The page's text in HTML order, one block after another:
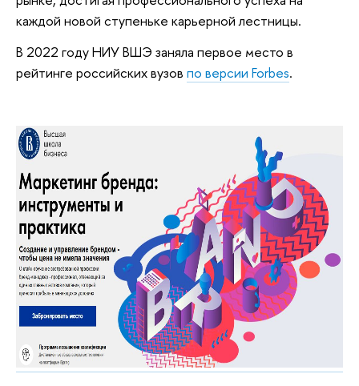
каждой новой ступеньке карьерной лестницы.
В 2022 году НИУ ВШЭ заняла первое место в
рейтинге российских вузов по версии Forbes.